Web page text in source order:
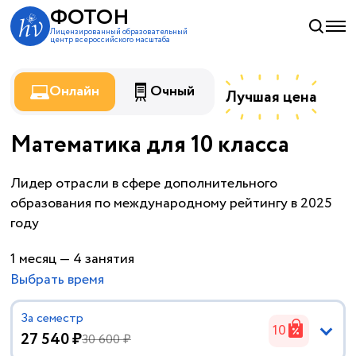
ФОТОН
Лицензированный образовательный
центр всероссийского масштаба
Онлайн Очный Лучшая цена
по рынку!
Математика для 10 класса
Лидер отрасли в сфере дополнительного
образования по международному рейтингу в 2025
году
1 месяц — 4 занятия
Выбрать время
За семестр
27 540 ₽30 600 ₽ 10